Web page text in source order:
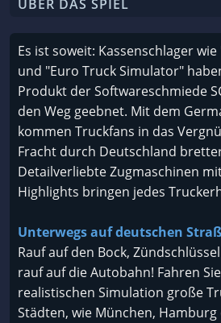
ÜBER DAS SPIEL
Es ist soweit: Kassenschlager
und "Euro Truck Simulator"
Produkt der Softwareschmiede
den Weg geebnet. Mit dem
kommen Truckfans in das
Fracht durch Deutschland
Detailverliebte Zugmaschinen
Highlights bringen jedes
Unterwegs auf deutschen
Rauf auf den Bock,
rauf auf die Autobahn! Fahren
realistischen Simulation große
Städten, wie München,